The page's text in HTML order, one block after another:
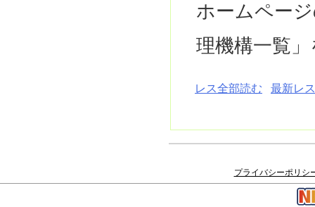
ホームペー
理機構一覧
レス全部読む 最新レ
プライバシーポリシ